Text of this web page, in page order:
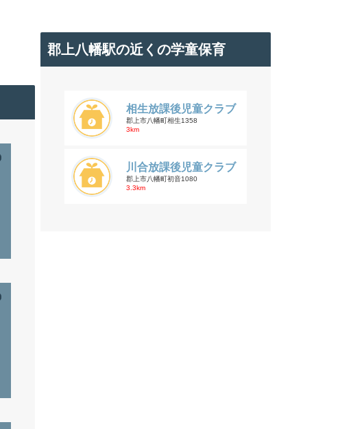
郡上八幡駅の近くの学童保育
相生放課後児童クラブ
郡上市八幡町相生1358
3km
川合放課後児童クラブ
郡上市八幡町初音1080
3.3km